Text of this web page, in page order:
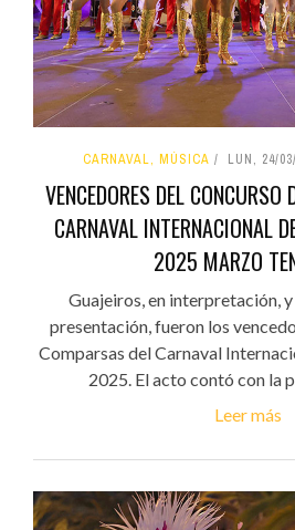
CARNAVAL, MÚSICA LUN, 24/
VENCEDORES DEL CONCURSO
CARNAVAL INTERNACIONAL
2025 MARZO
Guajeiros, en interpretación,
presentación, fueron los
Comparsas del Carnaval
2025. El acto contó con la
Leer más